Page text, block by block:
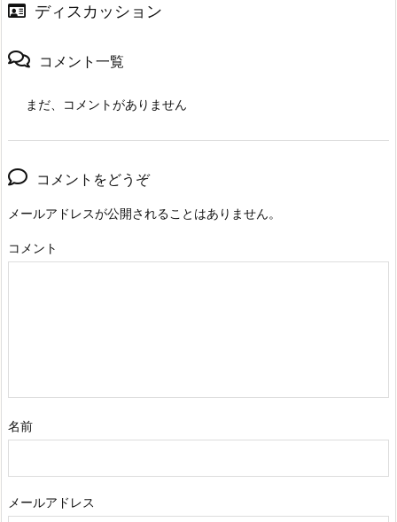
ディスカッション
コメント一覧
まだ、コメントがありません
コメントをどうぞ
メールアドレスが公開されることはありません。
コメント
名前
メールアドレス